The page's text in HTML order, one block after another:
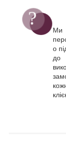
Ми
о
до